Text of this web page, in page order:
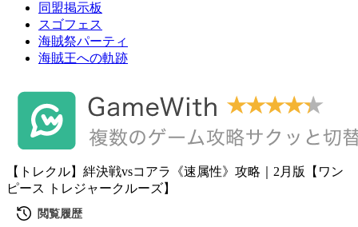
同盟掲示板
スゴフェス
海賊祭パーティ
海賊王への軌跡
【トレクル】絆決戦vsコアラ《速属性》攻略｜2月版【ワン
ピース トレジャークルーズ】